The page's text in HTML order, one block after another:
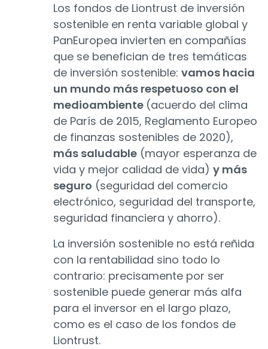
Los fondos de Liontrust de inversión
sostenible en renta variable global y
PanEuropea invierten en compañías
que se benefician de tres temáticas
de inversión sostenible: vamos hacia
un mundo más respetuoso con el
medioambiente (acuerdo del clima
de París de 2015, Reglamento Europeo
de finanzas sostenibles de 2020),
más saludable (mayor esperanza de
vida y mejor calidad de vida) y más
seguro (seguridad del comercio
electrónico, seguridad del transporte,
seguridad financiera y ahorro).
La inversión sostenible no está reñida
con la rentabilidad sino todo lo
contrario: precisamente por ser
sostenible puede generar más alfa
para el inversor en el largo plazo,
como es el caso de los fondos de
Liontrust.